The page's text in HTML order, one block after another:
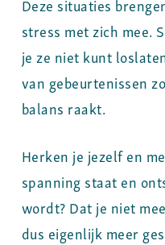
stress met zich mee.
je ze niet kunt
van gebeurtenissen
balans raakt.
Herken je jezelf en
spanning staat en
wordt? Dat je niet
dus eigenlijk meer